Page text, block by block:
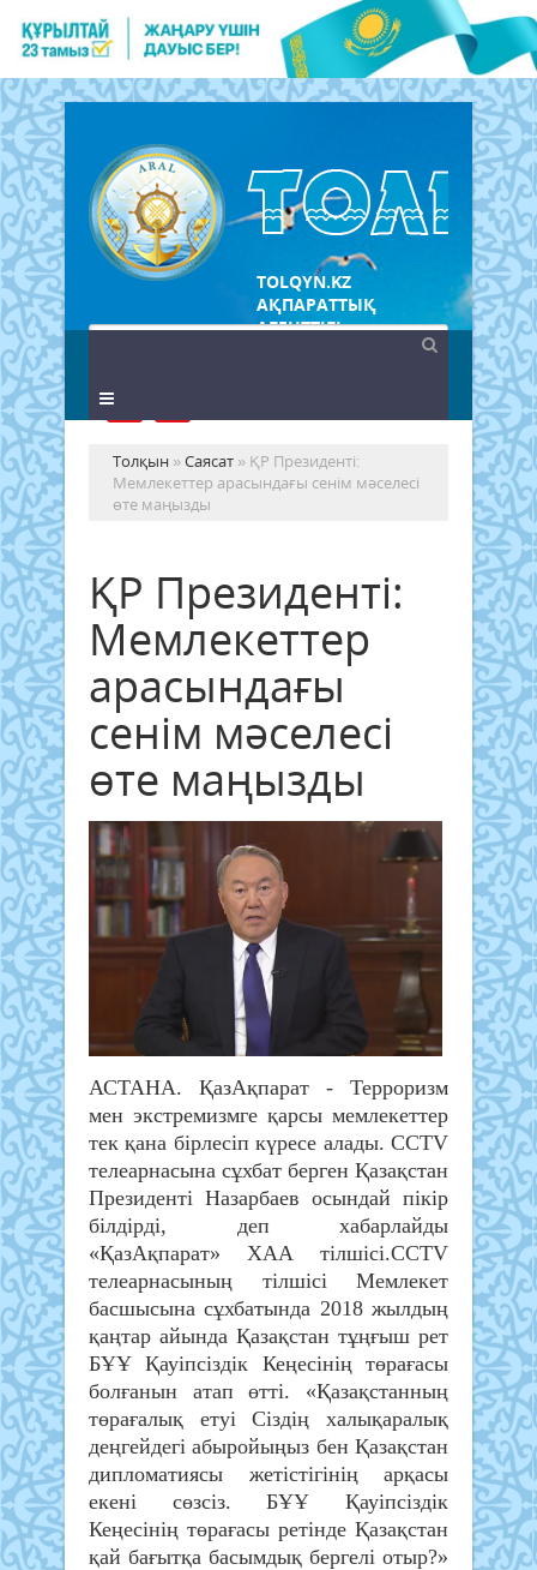
TOLQYN.KZ
АҚПАРАТТЫҚ
АГЕНТТІГІ
Толқын »Саясат » ҚР Президенті:
Мемлекеттер арасындағы сенім мәселесі
өте маңызды
ҚР Президенті:
Мемлекеттер
арасындағы
сенім мәселесі
өте маңызды
АСТАНА. ҚазАқпарат - Терроризм
мен экстремизмге қарсы мемлекеттер
тек қана бірлесіп күресе алады. CCTV
телеарнасына сұхбат берген Қазақстан
Президенті Назарбаев осындай пікір
білдірді, деп хабарлайды
«ҚазАқпарат» ХАА тілшісі.CCTV
телеарнасының тілшісі Мемлекет
басшысына сұхбатында 2018 жылдың
қаңтар айында Қазақстан тұңғыш рет
БҰҰ Қауіпсіздік Кеңесінің төрағасы
болғанын атап өтті. «Қазақстанның
төрағалық етуі Сіздің халықаралық
деңгейдегі абыройыңыз бен Қазақстан
дипломатиясы жетістігінің арқасы
екені сөзсіз. БҰҰ Қауіпсіздік
Кеңесінің төрағасы ретінде Қазақстан
қай бағытқа басымдық бергелі отыр?»